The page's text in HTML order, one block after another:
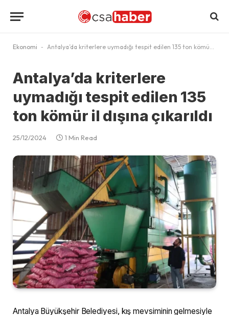
Ekonomi - Antalya’da kriterlere uymadığı tespit edilen 135 ton kömür il dışına çıkarıldı
Antalya’da kriterlere
uymadığı tespit edilen 135
ton kömür il dışına çıkarıldı
25/12/2024 1 Min Read
Antalya Büyükşehir Belediyesi, kış mevsiminin gelmesiyle